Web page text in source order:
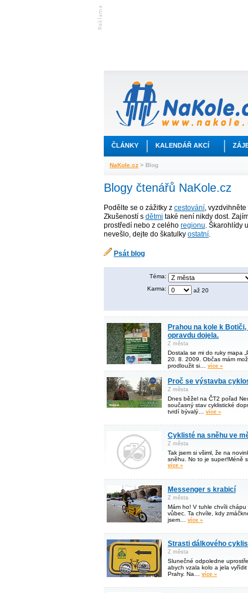
ČLÁNKY KALENDÁŘ AKCÍ
NaKole.cz > Blog
Blogy čtenářů NaKole.cz
Podělte se o zážitky z cestování, vyzdvihněte
Zkušeností s dětmi také není nikdy dost.
prostředí nebo z celého regionu. Škarohlídy
nevešlo, dejte do škatulky ostatní.
Psát blog
Téma:
Karma:
až 20
Prahou na kole k
opravdu dojela.
Z města
Dostala se mi do ruky mapa
20. 8. 2009. Občas mám
prodloužit si… více »
Proč se výstavba
Z města
Dnes běžel na ČT2 pořad
současný stav cyklistické
tvrdí bývalý… více »
Cyklisté na sněhu ve
Z města
Tak jsem si všiml, že na
sněhu. No to je super!Méně
více »
Messenger s krabicí
Z města
Mám ho! V tuhle chvíli chápu
vůbec. Ta chvíle, kdy
jsem… více »
Strasti dálkového
Z města
Slunečné odpoledne
abych vzala kolo a jela
Prahy. Na… více »